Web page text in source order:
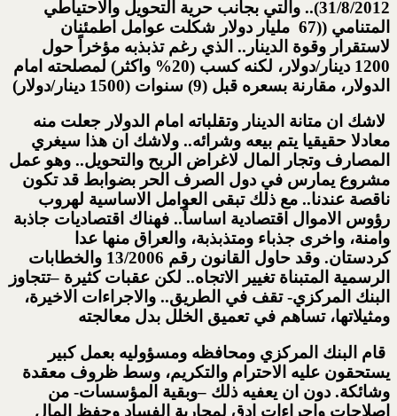
31/8/2012).. والتي بجانب حرية التحويل والاحتياطي
المتنامي ((67 مليار دولار شكلت عوامل اطمئنان
لاستقرار وقوة الدينار.. الذي رغم تذبذبه مؤخراً حول
1200 دينار/دولار، لكنه كسب (20% واكثر) لمصلحته امام
الدولار، مقارنة بسعره قبل (9) سنوات (1500 دينار/دولار)
لاشك ان متانة الدينار وتقلباته امام الدولار جعلت منه
معادلا حقيقيا يتم بيعه وشرائه.. ولاشك ان هذا سيغري
المصارف وتجار المال لاغراض الربح والتحويل.. وهو عمل
مشروع يمارس في دول الصرف الحر بضوابط قد تكون
ناقصة عندنا.. مع ذلك تبقى العوامل الاساسية لهروب
رؤوس الاموال اقتصادية اساساً.. فهناك اقتصاديات جاذبة
وامنة، واخرى جذباء ومتذبذبة، والعراق منها عدا
كردستان. وقد حاول القانون رقم 13/2006 والخطابات
الرسمية المتبناة تغيير الاتجاه.. لكن عقبات كثيرة –تتجاوز
البنك المركزي- تقف في الطريق.. والاجراءات الاخيرة،
ومثيلاتها، تساهم في تعميق الخلل بدل معالجته
قام البنك المركزي ومحافظه ومسؤوليه بعمل كبير
يستحقون عليه الاحترام والتكريم، وسط ظروف معقدة
وشائكة. دون ان يعفيه ذلك –وبقية المؤسسات- من
اصلاحات واجراءات ادق لمحاربة الفساد وحفظ المال